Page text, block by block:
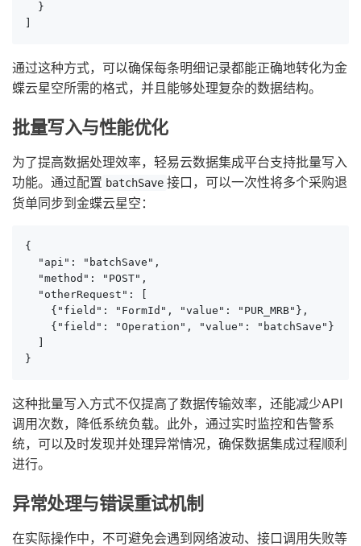
  }
通过这种方式，可以确保每条明细记录都能正确地转化为金
蝶云星空所需的格式，并且能够处理复杂的数据结构。
批量写入与性能优化
为了提高数据处理效率，轻易云数据集成平台支持批量写入
功能。通过配置 batchSave 接口，可以一次性将多个采购退
货单同步到金蝶云星空：
{
  "api": "batchSave",
  "method": "POST",
  "otherRequest": [
    {"field": "FormId", "value": "PUR_MRB"},
    {"field": "Operation", "value": "batchSave"}
}
这种批量写入方式不仅提高了数据传输效率，还能减少API
调用次数，降低系统负载。此外，通过实时监控和告警系
统，可以及时发现并处理异常情况，确保数据集成过程顺利
进行。
异常处理与错误重试机制
在实际操作中，不可避免会遇到网络波动、接口调用失败等